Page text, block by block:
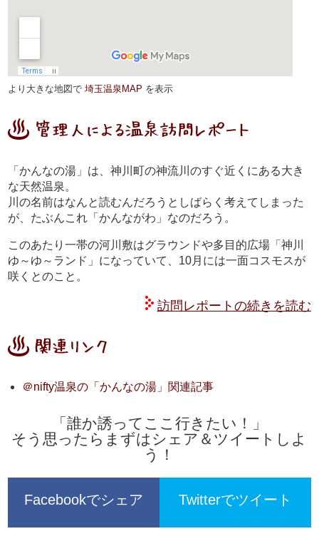
より大きな地図で埼玉温泉MAP を表示
「かんなの湯」は、神川町の神流川のすぐ近くにある大き
な天然温泉。
川の名前はなんと読むんだろうとしばらく考えてしまった
が、たぶんこれ「かんながわ」なのだろう。
このあたり一帯の河川敷はグラウンドや多目的広場「神川
ゆ～ゆ～ランド」になっていて、10月には一面コスモスが
咲くとのこと。
訪問レポートの続きを読む
＠nifty温泉の「かんなの湯」関連記事
「誰か誘ってここ行きたい！」
そう思ったらまずはシェア＆ツイートしよ
う！
Facebookでシェア Twitterでツイート